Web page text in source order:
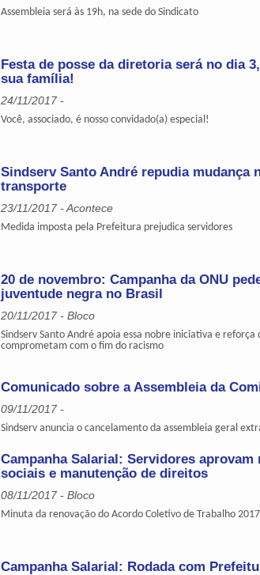
Assembleia será às 19h, na sede do Sindicato
Festa de posse da diretoria será no dia
sua família!
24/11/2017 -
Você, associado, é nosso convidado(a) especial!
Sindserv Santo André repudia mudança
transporte
23/11/2017 - Acontece
Medida imposta pela Prefeitura prejudica servidores
20 de novembro: Campanha da ONU
juventude negra no Brasil
20/11/2017 - Bloco
Sindserv Santo André apoia essa nobre iniciativa e reforça
comprometam com o fim do racismo
Comunicado sobre a Assembleia da
09/11/2017 -
Sindserv anuncia o cancelamento da assembleia geral
Campanha Salarial: Servidores
sociais e manutenção de direitos
08/11/2017 - Bloco
Minuta da renovação do Acordo Coletivo de Trabalho
Campanha Salarial: Rodada com